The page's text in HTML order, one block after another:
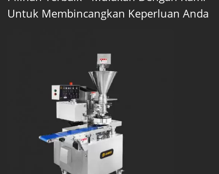
Untuk Membincangkan Keperluan Anda